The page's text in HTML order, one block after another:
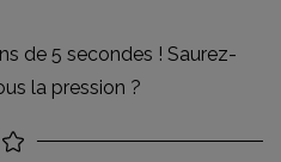
de 5 secondes ! Saurez-
la pression ?